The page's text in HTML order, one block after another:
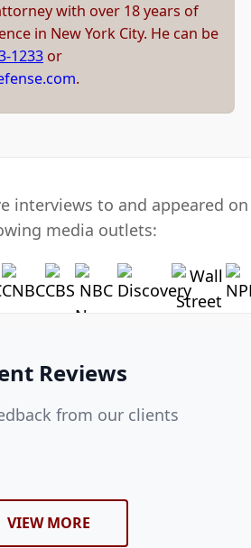
with over 18 years of
in New York City. He can be
1233 or
.
interviews to and appeared on
media outlets:
Reviews
from our clients
VIEW MORE